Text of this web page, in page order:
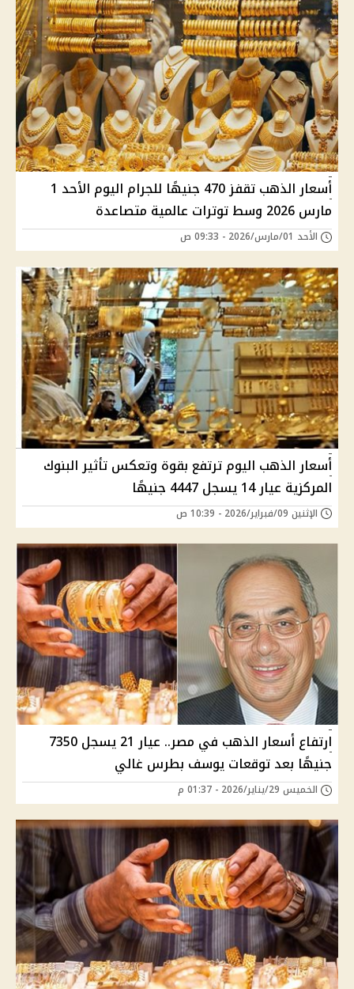
أسعار الذهب تقفز 470 جنيهًا للجرام اليوم الأحد 1
مارس 2026 وسط توترات عالمية متصاعدة
الأحد 01/مارس/2026 - 09:33 ص
أسعار الذهب اليوم ترتفع بقوة وتعكس تأثير البنوك
المركزية عيار 14 يسجل 4447 جنيهًا
الإثنين 09/فبراير/2026 - 10:39 ص
ارتفاع أسعار الذهب في مصر.. عيار 21 يسجل 7350
جنيهًا بعد توقعات يوسف بطرس غالي
الخميس 29/يناير/2026 - 01:37 م